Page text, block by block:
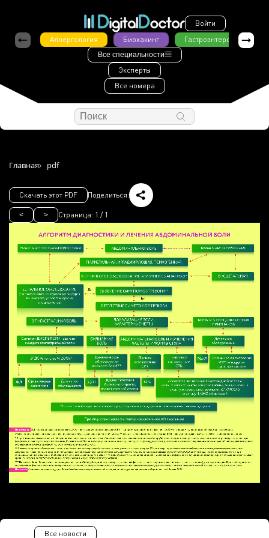
Войти
Аллергология
Биохакинг Гастроэнтерология
Все специальности
Эксперты
Все номера
Главная pdf
< > Страница: 1 / 1
Скачать этот PDF Поделиться:
Все новости